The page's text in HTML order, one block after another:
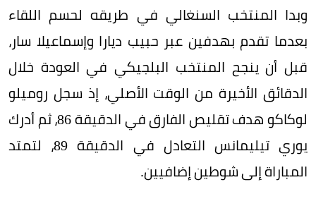
وبدا المنتخب السنغالي في طريقه لحسم اللقاء
بعدما تقدم بهدفين عبر حبيب ديارا وإسماعيلا سار،
قبل أن ينجح المنتخب البلجيكي في العودة خلال
الدقائق الأخيرة من الوقت الأصلي، إذ سجل روميلو
لوكاكو هدف تقليص الفارق في الدقيقة 86، ثم أدرك
يوري تيليمانس التعادل في الدقيقة 89، لتمتد
المباراة إلى شوطين إضافيين.